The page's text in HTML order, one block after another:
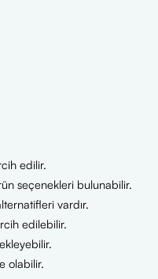
edilir.
seçenekleri bulunabilir.
vardır.
edilebilir.
olabilir.